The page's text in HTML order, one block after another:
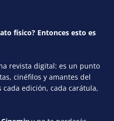
físico? Entonces esto es
revista digital: es un punto
cinéfilos y amantes del
edición, cada carátula,